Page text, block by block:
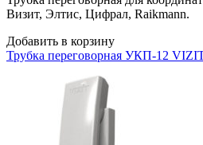
Визит, Элтис, Цифрал, Raikmann.
Добавить в корзину
Трубка переговорная УКП-12